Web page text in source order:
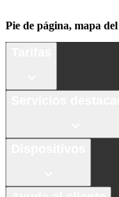
Pie de página, mapa